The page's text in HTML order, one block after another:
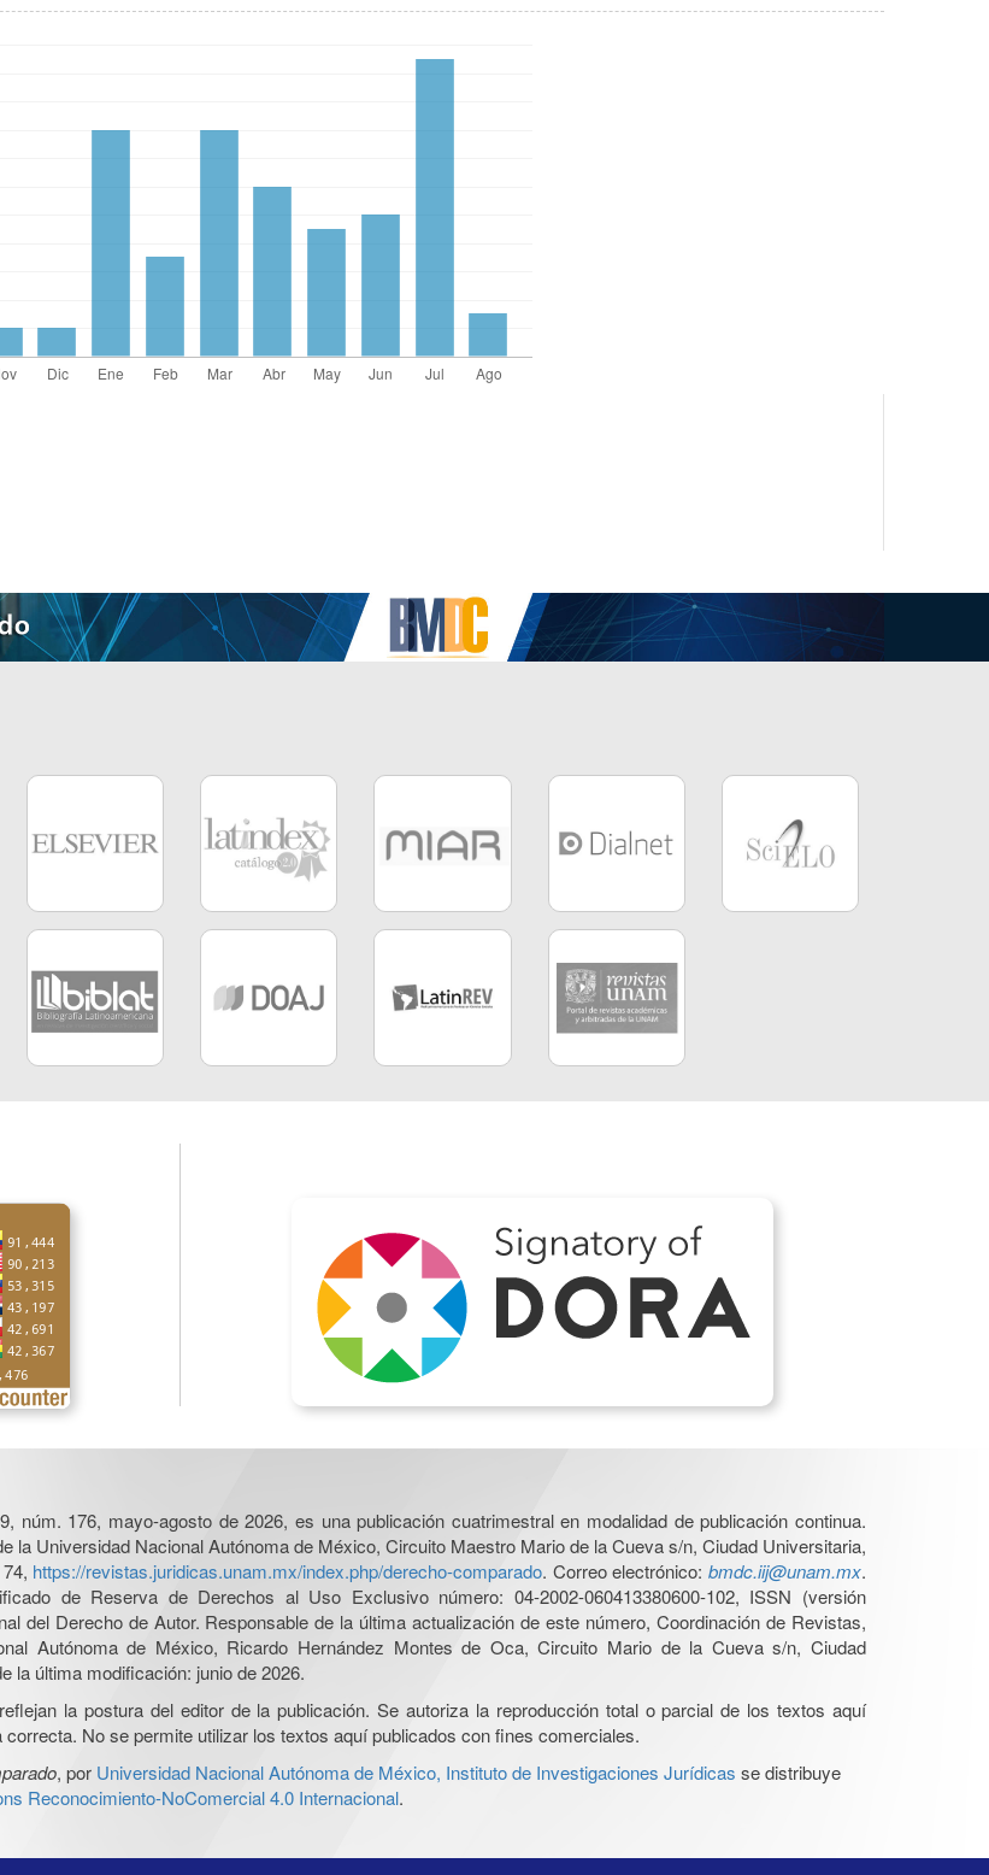
núm. 176, mayo-agosto de 2026, es una publicación cuatrimestral en modalidad de publicación continua.
la Universidad Nacional Autónoma de México, Circuito Maestro Mario de la Cueva s/n, Ciudad Universitaria,
https://revistas.juridicas.unam.mx/index.php/derecho-comparado. Correo electrónico: bmdc.iij@unam.mx.
de Reserva de Derechos al Uso Exclusivo número: 04-2002-060413380600-102, ISSN (versión
del Derecho de Autor. Responsable de la última actualización de este número, Coordinación de Revistas,
Autónoma de México, Ricardo Hernández Montes de Oca, Circuito Mario de la Cueva s/n, Ciudad
la última modificación: junio de 2026.
la postura del editor de la publicación. Se autoriza la reproducción total o parcial de los textos aquí
No se permite utilizar los textos aquí publicados con fines comerciales.
, por Universidad Nacional Autónoma de México, Instituto de Investigaciones Jurídicas se distribuye
Reconocimiento-NoComercial 4.0 Internacional.